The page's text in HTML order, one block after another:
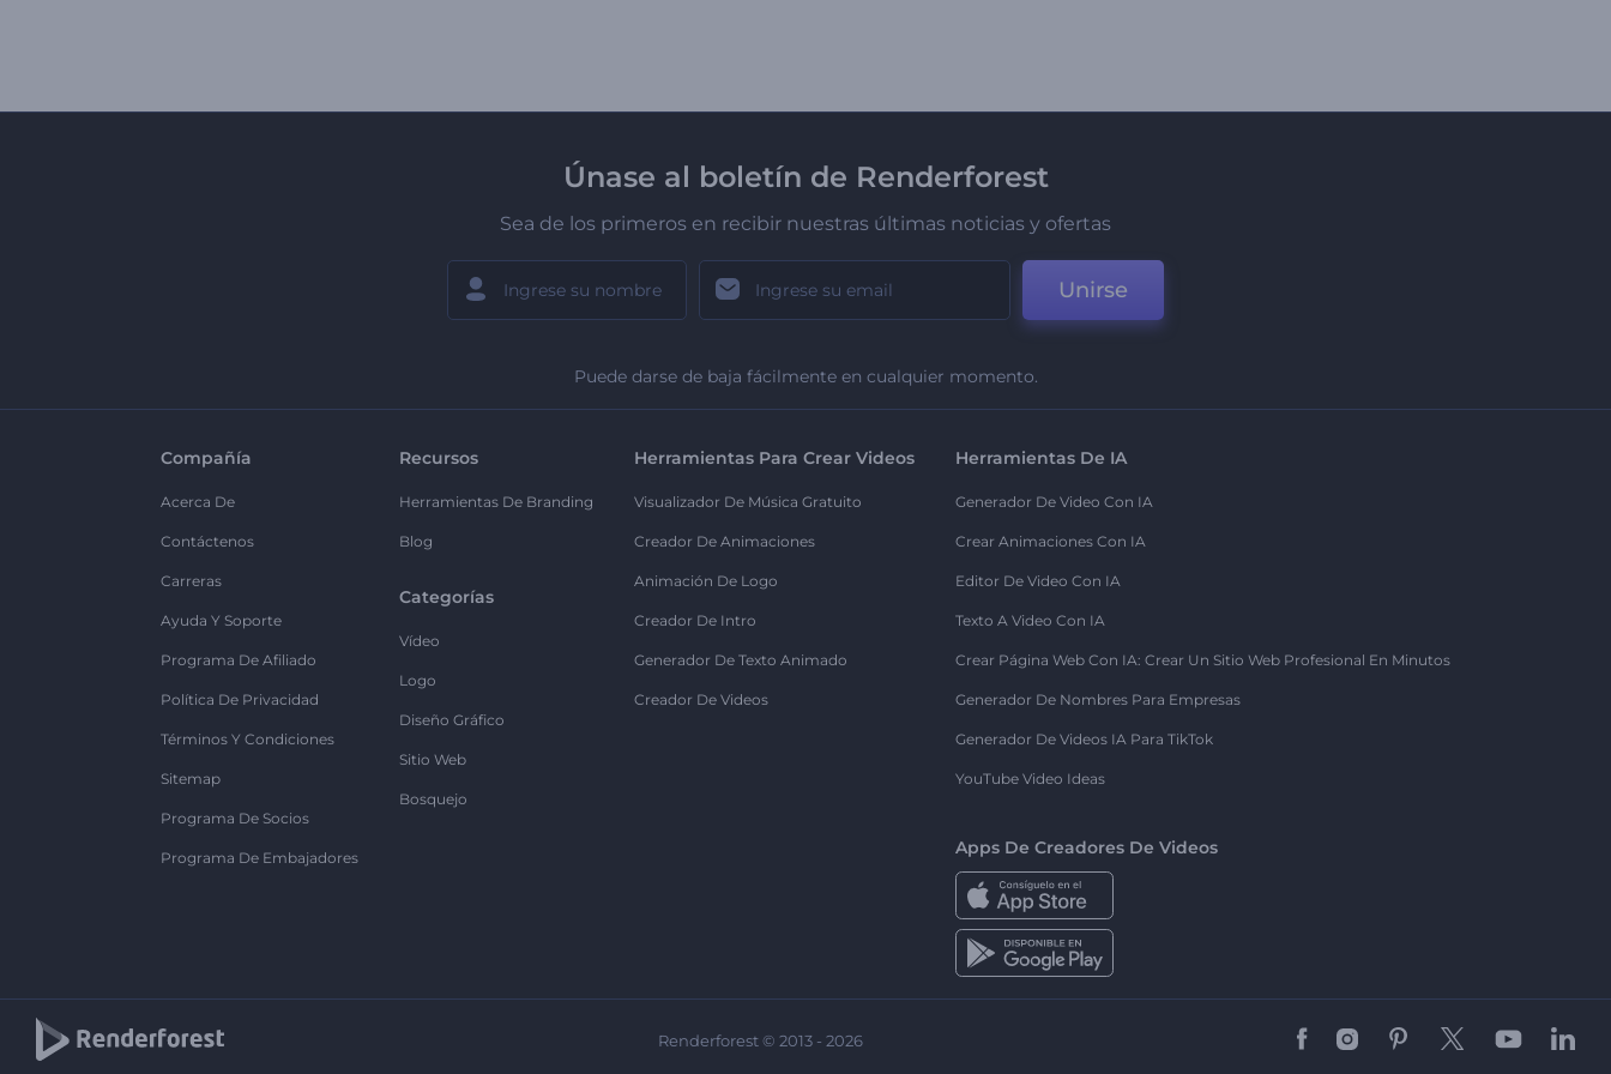
Únase al boletín de Renderforest
Sea de los primeros en recibir nuestras últimas noticias y ofertas
Unirse
Puede darse de baja fácilmente en cualquier momento.
Compañía
Acerca De
Contáctenos
Carreras
Ayuda Y Soporte
Programa De Afiliado
Política De Privacidad
Términos Y Condiciones
Sitemap
Programa De Socios
Programa De Embajadores
Recursos
Herramientas De Branding
Blog
Categorías
Vídeo
Logo
Diseño Gráfico
Sitio Web
Bosquejo
Herramientas Para Crear Videos
Visualizador De Música Gratuito
Creador De Animaciones
Animación De Logo
Creador De Intro
Generador De Texto Animado
Creador De Videos
Herramientas De IA
Generador De Video Con IA
Crear Animaciones Con IA
Editor De Video Con IA
Texto A Video Con IA
Crear Página Web Con IA: Crear Un Sitio Web Profesional En Minutos
Generador De Nombres Para Empresas
Generador De Videos IA Para TikTok
YouTube Video Ideas
Apps De Creadores De Videos
Renderforest © 2013 - 2026